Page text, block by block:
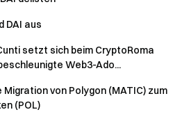
DAI aus
setzt sich beim CryptoRoma
Web3-Ado...
von Polygon (MATIC) zum
(POL)